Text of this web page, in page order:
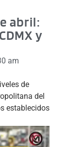
abril:
y
am
de
del
establecidos